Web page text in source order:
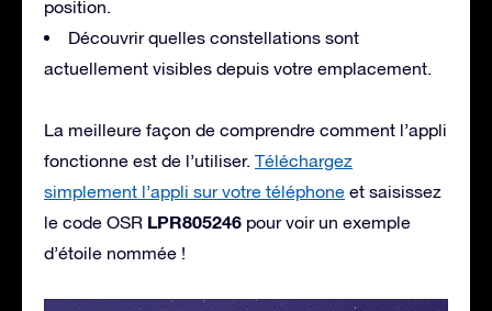
position.
Découvrir quelles constellations sont
actuellement visibles depuis votre emplacement.
La meilleure façon de comprendre comment l’appli
fonctionne est de l’utiliser. Téléchargez
simplement l’appli sur votre téléphone et saisissez
le code OSR LPR805246 pour voir un exemple
d’étoile nommée !